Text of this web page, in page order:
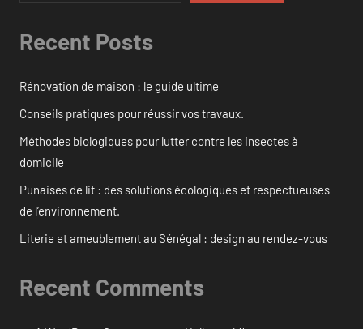
Recent Posts
Rénovation de maison : le guide ultime
Conseils pratiques pour réussir vos travaux.
Méthodes biologiques pour lutter contre les insectes à
domicile
Punaises de lit : des solutions écologiques et respectueuses
de l’environnement.
Literie et ameublement au Sénégal : design au rendez-vous
Recent Comments